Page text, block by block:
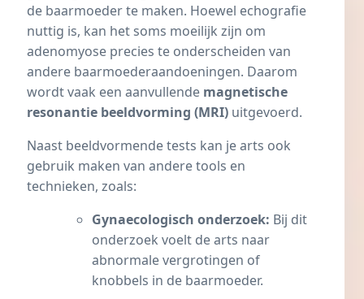
de baarmoeder te maken. Hoewel echografie
nuttig is, kan het soms moeilijk zijn om
adenomyose precies te onderscheiden van
andere baarmoederaandoeningen. Daarom
wordt vaak een aanvullende magnetische
resonantie beeldvorming (MRI) uitgevoerd.
Naast beeldvormende tests kan je arts ook
gebruik maken van andere tools en
technieken, zoals:
Gynaecologisch onderzoek: Bij dit
onderzoek voelt de arts naar
abnormale vergrotingen of
knobbels in de baarmoeder.